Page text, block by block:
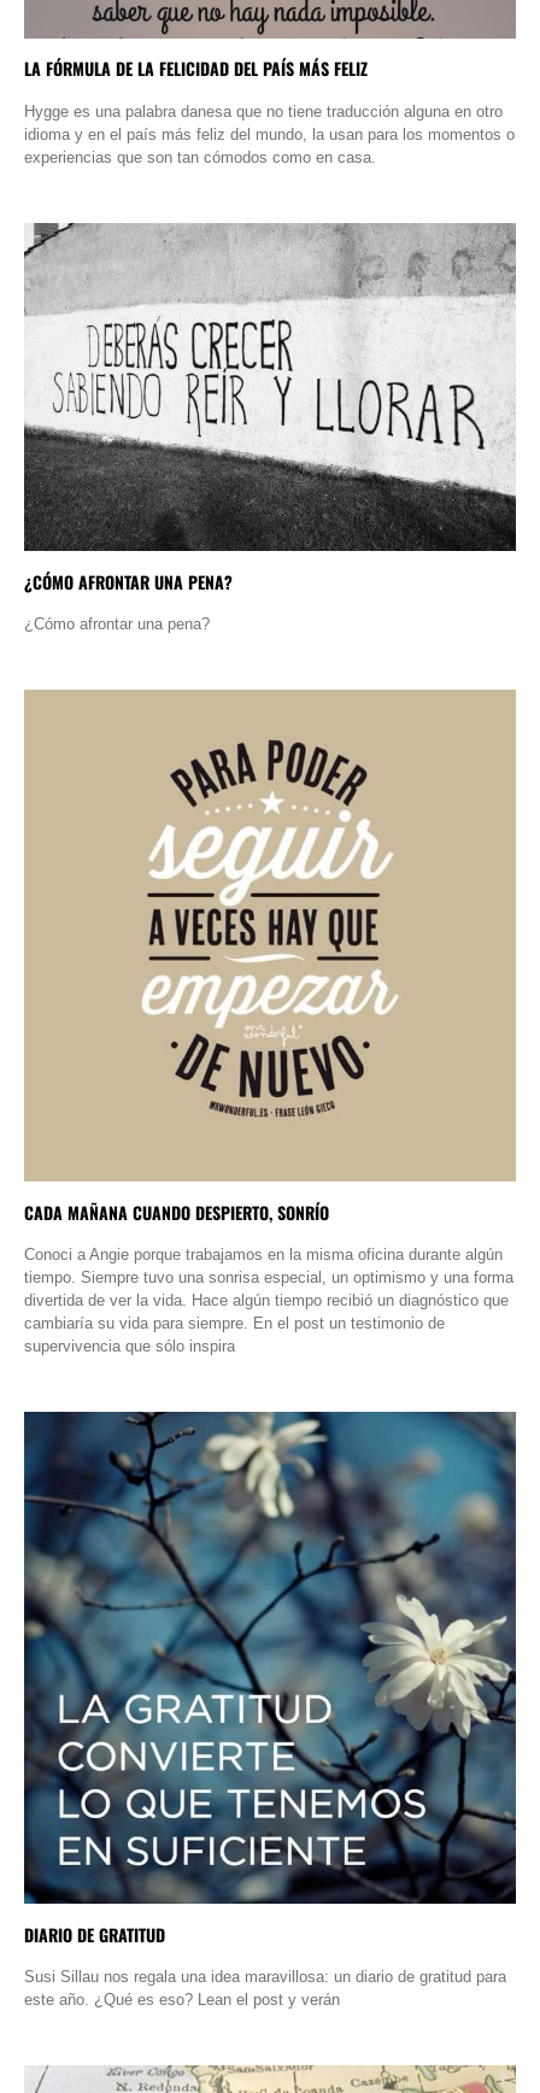
LA FÓRMULA DE LA FELICIDAD DEL PAÍS MÁS FELIZ
Hygge es una palabra danesa que no tiene traducción alguna en otro
idioma y en el país más feliz del mundo, la usan para los momentos o
experiencias que son tan cómodos como en casa.
¿CÓMO AFRONTAR UNA PENA?
¿Cómo afrontar una pena?
CADA MAÑANA CUANDO DESPIERTO, SONRÍO
Conoci a Angie porque trabajamos en la misma oficina durante algún
tiempo. Siempre tuvo una sonrisa especial, un optimismo y una forma
divertida de ver la vida. Hace algún tiempo recibió un diagnóstico que
cambiaría su vida para siempre. En el post un testimonio de
supervivencia que sólo inspira
DIARIO DE GRATITUD
Susi Sillau nos regala una idea maravillosa: un diario de gratitud para
este año. ¿Qué es eso? Lean el post y verán